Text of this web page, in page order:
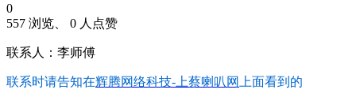
0
557 浏览、 0 人点赞
联系人：李师傅
联系时请告知在辉腾网络科技-上蔡喇叭网 上面看到的